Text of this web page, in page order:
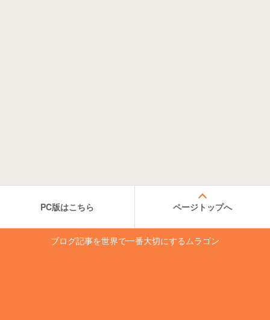
PC版はこちら ページトップへ
ブログ記事を世界で一番大切にするムラゴン